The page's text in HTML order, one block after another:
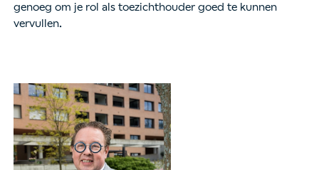
genoeg om je rol als toezichthouder goed te kunnen
vervullen.